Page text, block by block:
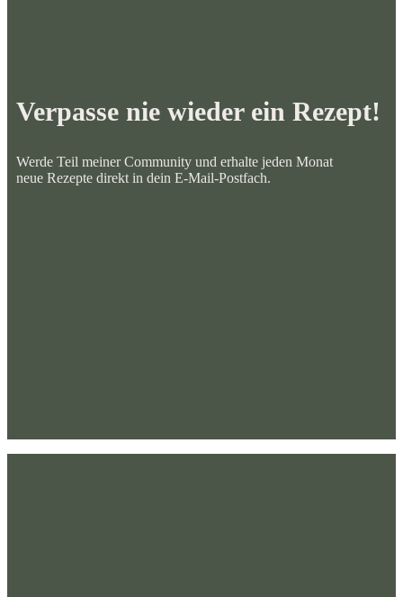
Verpasse nie wieder ein Rezept!
Werde Teil meiner Community und erhalte jeden Monat
neue Rezepte direkt in dein E-Mail-Postfach.